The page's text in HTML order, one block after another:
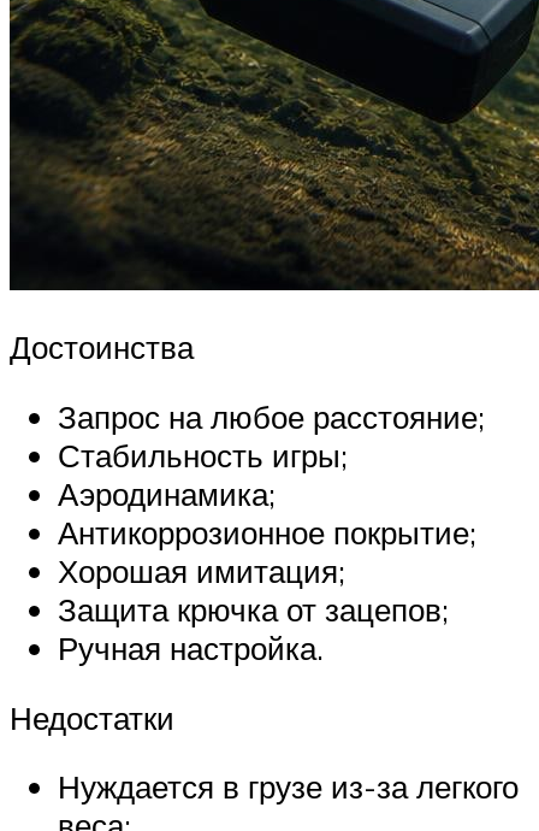
Достоинства
Запрос на любое расстояние;
Стабильность игры;
Аэродинамика;
Антикоррозионное покрытие;
Хорошая имитация;
Защита крючка от зацепов;
Ручная настройка.
Недостатки
Нуждается в грузе из-за легкого